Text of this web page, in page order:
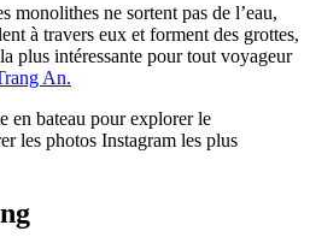
monolithes ne sortent pas de l’eau,
à travers eux et forment des grottes,
plus intéressante pour tout voyageur
An.
en bateau pour explorer le
les photos Instagram les plus